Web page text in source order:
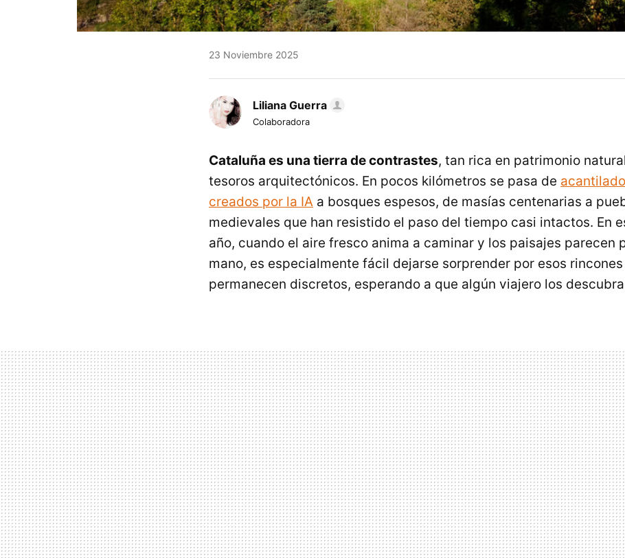
23 Noviembre 2025
Liliana Guerra
Colaboradora
Cataluña es una tierra de contrastes, tan rica en patrimonio
tesoros arquitectónicos. En pocos kilómetros se pasa de
creados por la IA a bosques espesos, de masías centenarias a
medievales que han resistido el paso del tiempo casi intactos. En
año, cuando el aire fresco anima a caminar y los paisajes parecen
mano, es especialmente fácil dejarse sorprender por esos
permanecen discretos, esperando a que algún viajero los